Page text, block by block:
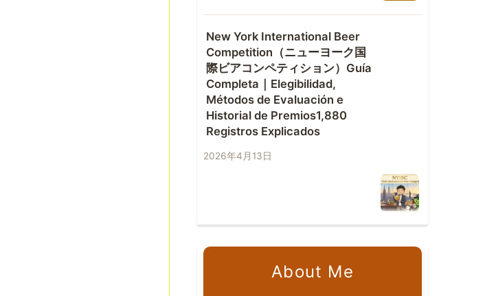
New York International Beer
Competition（ニューヨーク国
際ビアコンペティション）Guía
Completa｜Elegibilidad,
Métodos de Evaluación e
Historial de Premios1,880
Registros Explicados
2026年4月13日
About Me